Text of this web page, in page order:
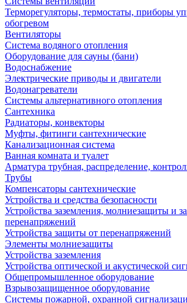
Терморегуляторы, термостаты, приборы
обогревом
Вентиляторы
Система водяного отопления
Оборудование для сауны (бани)
Водоснабжение
Электрические приводы и двигатели
Водонагреватели
Системы альтернативного отопления
Сантехника
Радиаторы, конвекторы
Муфты, фитинги сантехнические
Канализационная система
Ванная комната и туалет
Арматура трубная, распределение,
Трубы
Компенсаторы сантехнические
Устройства и средства безопасности
Устройства заземления, молниезащиты и
перенапряжений
Устройства защиты от перенапряжений
Элементы молниезащиты
Устройства заземления
Устройства оптической и акустической
Общепромышленное оборудование
Взрывозащищенное оборудование
Системы пожарной, охранной